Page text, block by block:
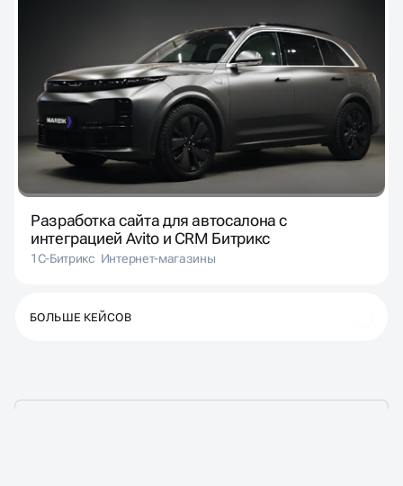
Разработка сайта для автосалона с
интеграцией Avito и CRM Битрикс
1С-Битрикс Интернет-магазины
БОЛЬШЕ КЕЙСОВ